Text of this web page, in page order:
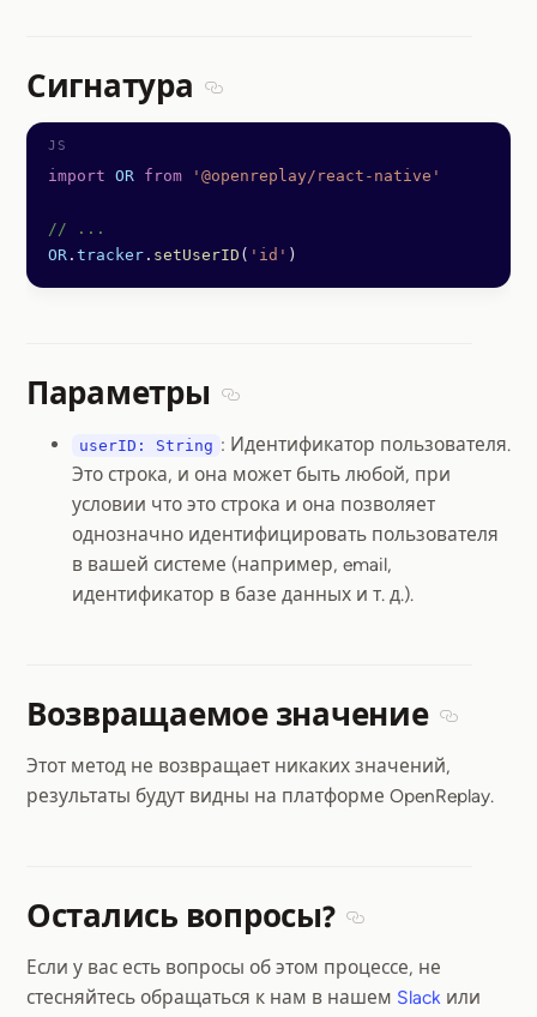
Сигнатура
import OR from '@openreplay/react-native'
// ...
OR . tracker . setUserID ( 'id' )
Параметры
userID: String : Идентификатор пользователя.
Это строка, и она может быть любой, при
условии что это строка и она позволяет
однозначно идентифицировать пользователя
в вашей системе (например, email,
идентификатор в базе данных и т. д.).
Возвращаемое значение
Этот метод не возвращает никаких значений,
результаты будут видны на платформе OpenReplay.
Остались вопросы?
Если у вас есть вопросы об этом процессе, не
стесняйтесь обращаться к нам в нашем Slack или